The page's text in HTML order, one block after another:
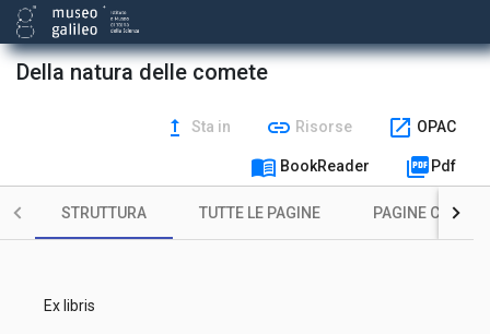
Della natura delle comete
upgrade Sta in link Risorse open_in_new OPAC
menu_book BookReader picture_as_pdf Pdf
STRUTTURA TUTTE LE PAGINE PAGINE CON
Ex libris